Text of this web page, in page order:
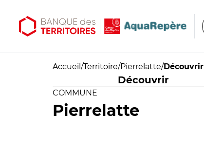
Accueil /Territoire/Pierrelatte/Découvrir
Découvrir
COMMUNE
Pierrelatte